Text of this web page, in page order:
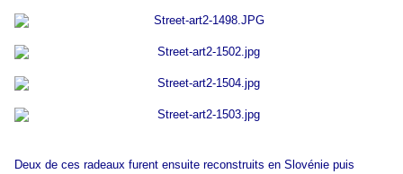
Deux de ces radeaux furent ensuite reconstruits en Slovénie puis